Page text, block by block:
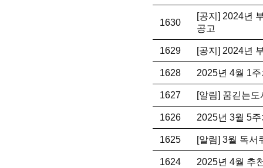
1630
[공지] 2024년
공고
1629 [공지] 2024년
1628 2025년 4월 1
1627 [알림] 꿈긷는도
1626 2025년 3월 5
1625 [알림] 3월 독서
1624 2025년 4월 추